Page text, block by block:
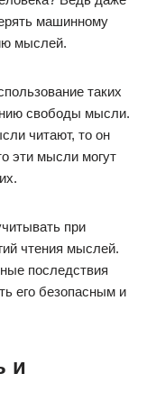
машинному
мыслей.
таких
свободы мысли.
читают, то он
эти мысли могут
при
чтения мыслей.
последствия
его безопасным и
и